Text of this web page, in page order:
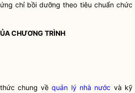
chỉ bồi dưỡng theo tiêu chuẩn chức
CHƯƠNG TRÌNH
chung vềquản lý nhà nước và kỹ